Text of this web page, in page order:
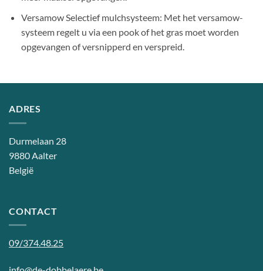
Versamow Selectief mulchsysteem: Met het versamow-
systeem regelt u via een pook of het gras moet worden
opgevangen of versnipperd en verspreid.
ADRES
Durmelaan 28
9880 Aalter
België
CONTACT
09/374.48.25